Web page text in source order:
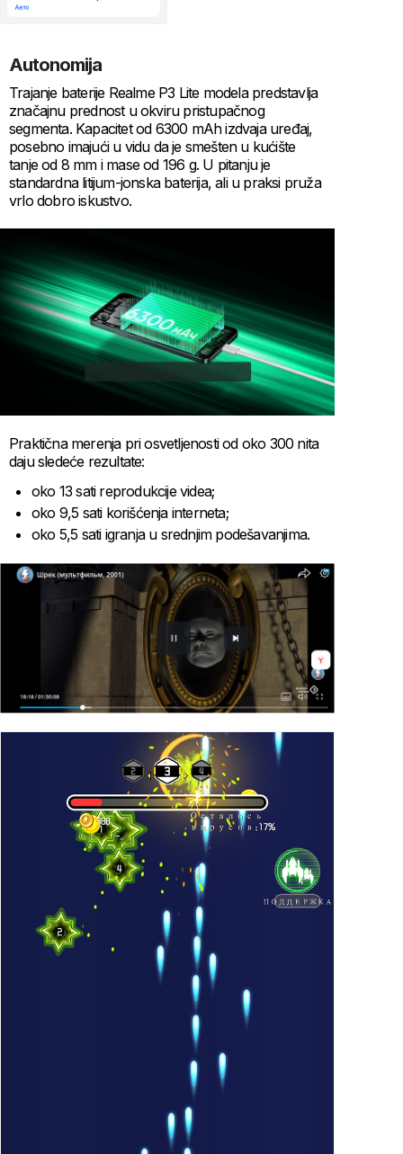
Autonomija
Trajanje baterije Realme P3 Lite modela predstavlja
značajnu prednost u okviru pristupačnog
segmenta. Kapacitet od 6300 mAh izdvaja uređaj,
posebno imajući u vidu da je smešten u kućište
tanje od 8 mm i mase od 196 g. U pitanju je
standardna litijum-jonska baterija, ali u praksi pruža
vrlo dobro iskustvo.
Praktična merenja pri osvetljenosti od oko 300 nita
daju sledeće rezultate:
oko 13 sati reprodukcije videa;
oko 9,5 sati korišćenja interneta;
oko 5,5 sati igranja u srednjim podešavanjima.